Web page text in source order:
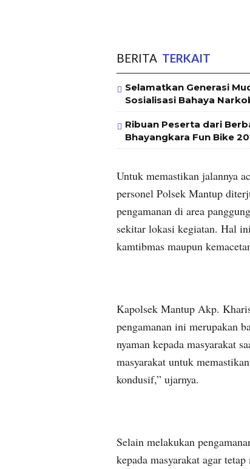
BERITA TERKAIT
Selamatkan Generasi
Sosialisasi Bahaya
Ribuan Peserta dari
Bhayangkara Fun Bike
Untuk memastikan jalannya
personel Polsek Mantup
pengamanan di area
sekitar lokasi kegiatan. Hal
kamtibmas maupun
Kapolsek Mantup Akp.
pengamanan ini merupakan
nyaman kepada masyarakat
masyarakat untuk
kondusif,” ujarnya.
Selain melakukan
kepada masyarakat agar